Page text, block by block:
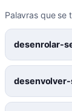
Palavras que se
desenrolar-
desenvolver-